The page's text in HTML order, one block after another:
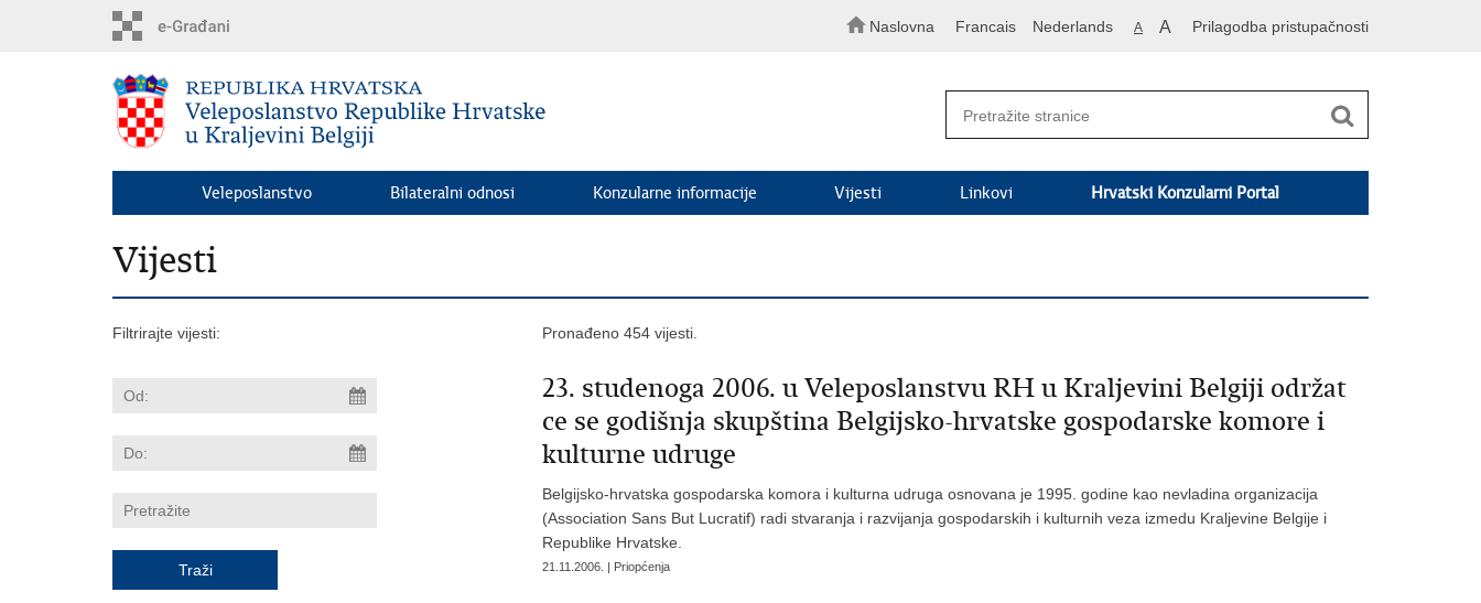
Naslovna Francais Nederlands A A Prilagodba pristupačnosti
Veleposlanstvo Bilateralni odnosi Konzularne informacije Vijesti Linkovi Hrvatski Konzularni Portal
Vijesti
Filtrirajte vijesti: Pronađeno 454 vijesti.
23. studenoga 2006. u Veleposlanstvu RH u Kraljevini Belgiji održat
ce se godišnja skupština Belgijsko-hrvatske gospodarske komore i
kulturne udruge
Belgijsko-hrvatska gospodarska komora i kulturna udruga osnovana je 1995. godine kao nevladina organizacija
(Association Sans But Lucratif) radi stvaranja i razvijanja gospodarskih i kulturnih veza izmedu Kraljevine Belgije i
Republike Hrvatske.
21.11.2006. | Priopćenja